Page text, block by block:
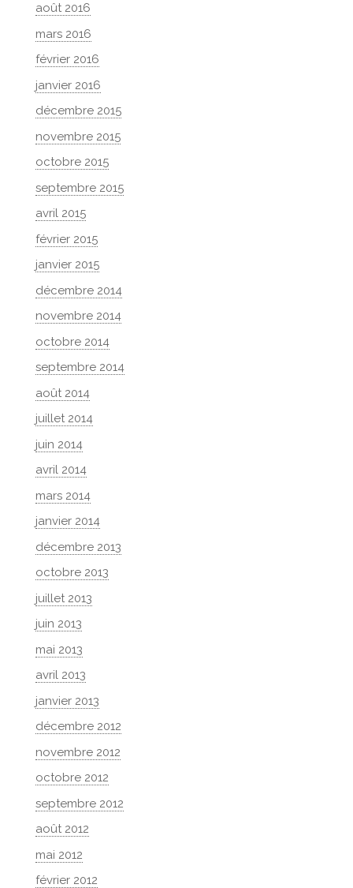
août 2016
mars 2016
février 2016
janvier 2016
décembre 2015
novembre 2015
octobre 2015
septembre 2015
avril 2015
février 2015
janvier 2015
décembre 2014
novembre 2014
octobre 2014
septembre 2014
août 2014
juillet 2014
juin 2014
avril 2014
mars 2014
janvier 2014
décembre 2013
octobre 2013
juillet 2013
juin 2013
mai 2013
avril 2013
janvier 2013
décembre 2012
novembre 2012
octobre 2012
septembre 2012
août 2012
mai 2012
février 2012